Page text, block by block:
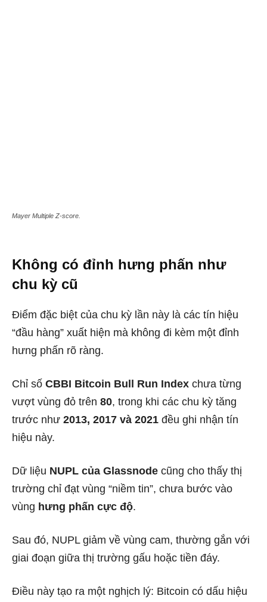
Mayer Multiple Z-score.
Không có đỉnh hưng phấn như
chu kỳ cũ
Điểm đặc biệt của chu kỳ lần này là các tín hiệu
“đầu hàng” xuất hiện mà không đi kèm một đỉnh
hưng phấn rõ ràng.
Chỉ số CBBI Bitcoin Bull Run Index chưa từng
vượt vùng đỏ trên 80, trong khi các chu kỳ tăng
trước như 2013, 2017 và 2021 đều ghi nhận tín
hiệu này.
Dữ liệu NUPL của Glassnode cũng cho thấy thị
trường chỉ đạt vùng “niềm tin”, chưa bước vào
vùng hưng phấn cực độ.
Sau đó, NUPL giảm về vùng cam, thường gắn với
giai đoạn giữa thị trường gấu hoặc tiền đáy.
Điều này tạo ra một nghịch lý: Bitcoin có dấu hiệu